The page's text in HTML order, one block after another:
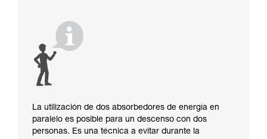
La utilización de dos absorbedores de energía en
paralelo es posible para un descenso con dos
personas. Es una técnica a evitar durante la